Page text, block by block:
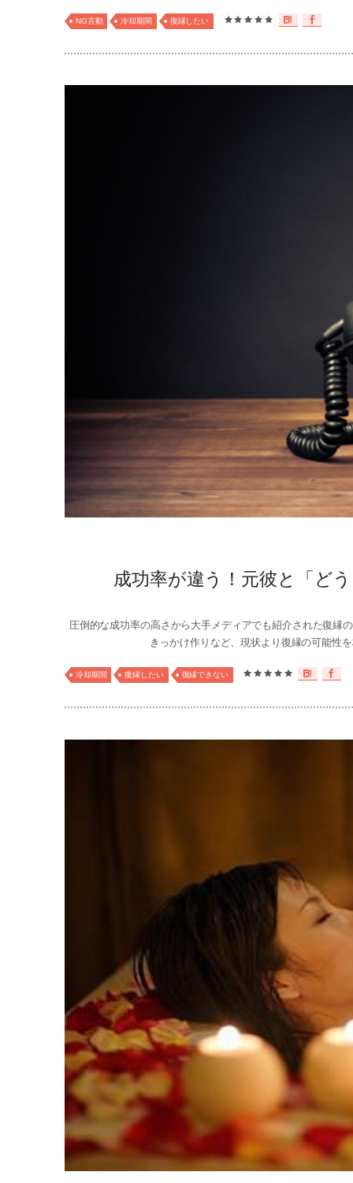
NG言動 冷却期間 復縁したい
成功率が違う！元彼と「ど
圧倒的な成功率の高さから大手メディアでも紹介された復縁
きっかけ作りなど、現状より復縁の可能性
冷却期間 復縁したい 復縁できない